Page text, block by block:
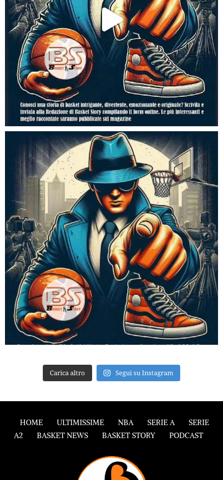
Carica altro Segui su Instagram
HOME ULTIMISSIME NBA SERIE A
SERIE
A2
BASKET NEWS BASKET STORY PODCAST